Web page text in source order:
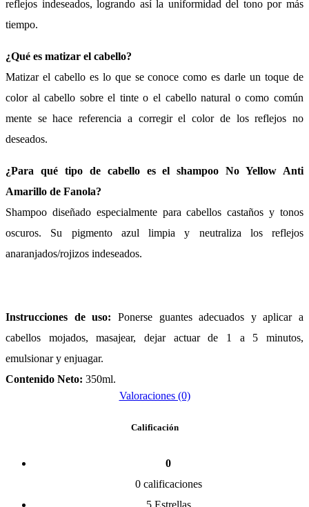
reflejos indeseados, logrando así la uniformidad del tono por más
tiempo.
¿Qué es matizar el cabello?
Matizar el cabello es lo que se conoce como es darle un toque de
color al cabello sobre el tinte o el cabello natural o como común
mente se hace referencia a corregir el color de los reflejos no
deseados.
¿Para qué tipo de cabello es el shampoo No Yellow Anti
Amarillo de Fanola?
Shampoo diseñado especialmente para cabellos castaños y tonos
oscuros. Su pigmento azul limpia y neutraliza los reflejos
anaranjados/rojizos indeseados.
Instrucciones de uso: Ponerse guantes adecuados y aplicar a
cabellos mojados, masajear, dejar actuar de 1 a 5 minutos,
emulsionar y enjuagar.
Contenido Neto: 350ml.
Valoraciones (0)
Calificación
0
0 calificaciones